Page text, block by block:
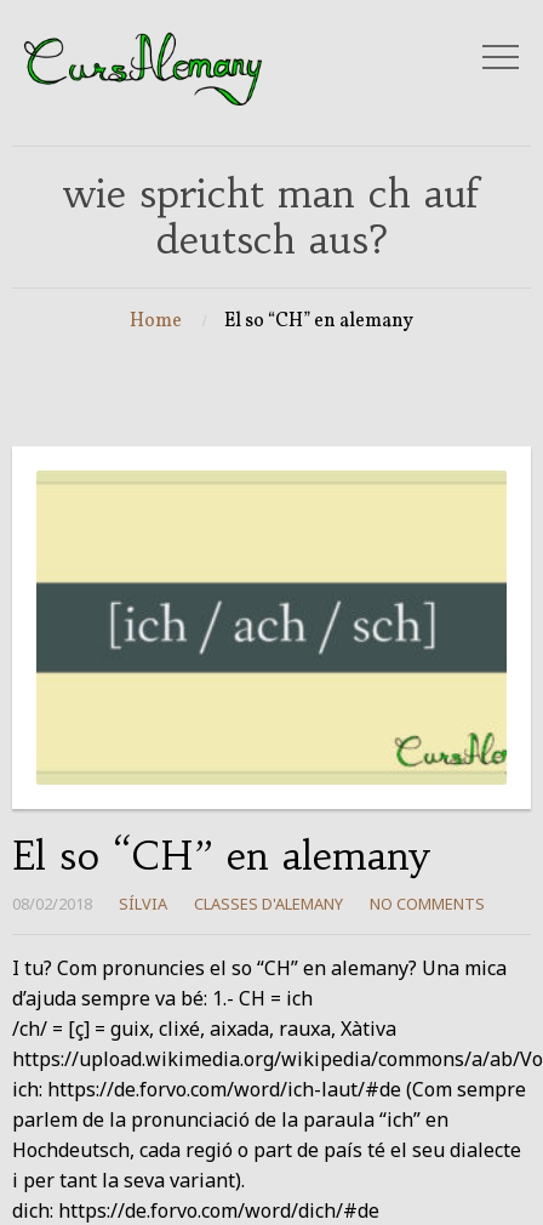
wie spricht man ch auf
deutsch aus?
Home El so “CH” en alemany
El so “CH” en alemany
08/02/2018 SÍLVIA CLASSES D'ALEMANY NO COMMENTS
I tu? Com pronuncies el so “CH” en alemany? Una mica
d’ajuda sempre va bé: 1.- CH = ich
/ch/ = [ç] = guix, clixé, aixada, rauxa, Xàtiva
https://upload.wikimedia.org/wikipedia/commons/a/ab/
ich: https://de.forvo.com/word/ich-laut/#de (Com sempre
parlem de la pronunciació de la paraula “ich” en
Hochdeutsch, cada regió o part de país té el seu dialecte
i per tant la seva variant).
dich: https://de.forvo.com/word/dich/#de